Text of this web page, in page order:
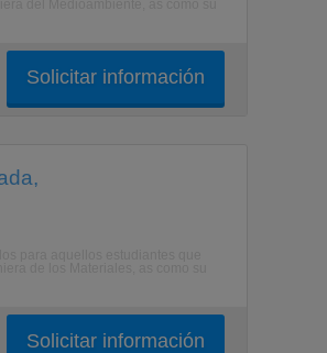
Solicitar información
Solicitar información